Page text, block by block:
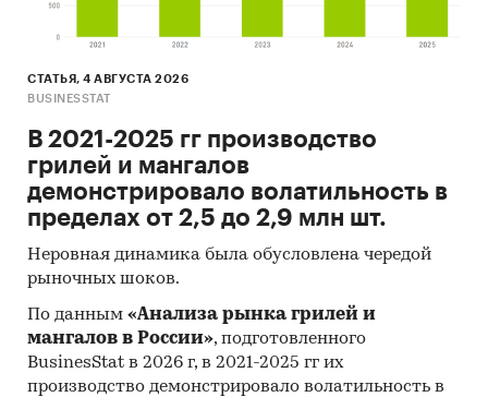
СТАТЬЯ, 4 АВГУСТА 2026
BUSINESSTAT
В 2021-2025 гг производство
грилей и мангалов
демонстрировало волатильность в
пределах от 2,5 до 2,9 млн шт.
Неровная динамика была обусловлена чередой
рыночных шоков.
По данным «Анализа рынка грилей и
мангалов в России», подготовленного
BusinesStat в 2026 г, в 2021-2025 гг их
производство демонстрировало волатильность в